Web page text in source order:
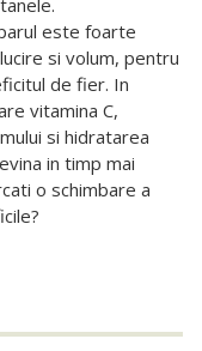
este foarte
si volum, pentru
de fier. In
vitamina C,
si hidratarea
in timp mai
o schimbare a